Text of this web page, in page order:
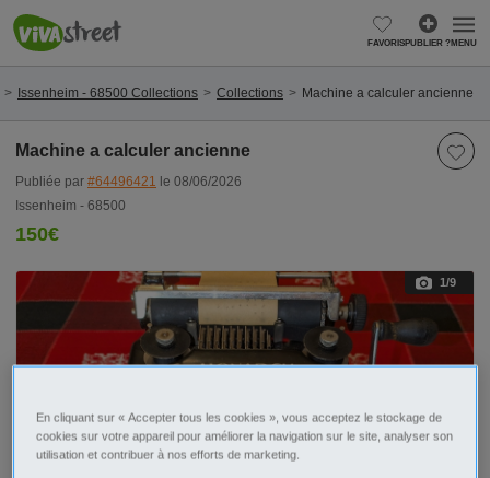
FAVORISPUBLIER ?MENU
Issenheim - 68500 Collections Collections Machine a calculer ancienne
Machine a calculer ancienne
Publiée par #64496421 le 08/06/2026
Issenheim - 68500
150€
1/9
En cliquant sur « Accepter tous les cookies », vous acceptez le stockage de
cookies sur votre appareil pour améliorer la navigation sur le site, analyser son
utilisation et contribuer à nos efforts de marketing.